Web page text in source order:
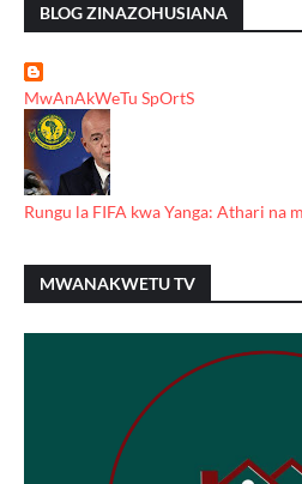
BLOG ZINAZOHUSIANA
MwAnAkWeTu SpOrtS
Rungu la FIFA kwa Yanga: Athari na
MWANAKWETU TV